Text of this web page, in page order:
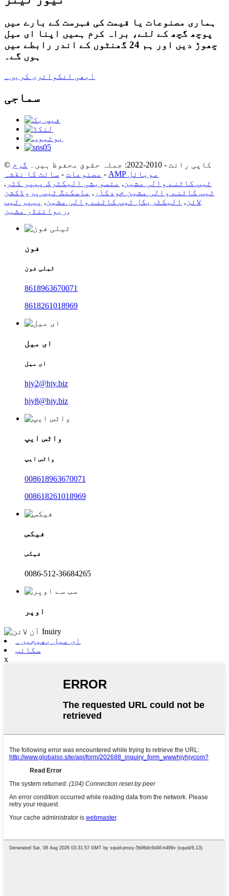
ہماری مصنوعات یا قیمت کی فہرست کے بارے میں
پوچھ گچھ کے لئے، براہ کرم ہمیں اپنا ای میل
چھوڑ دیں اور ہم 24 گھنٹوں کے اندر رابطے میں
ہوں گے۔
ابھی انکوائری کریں۔
سماجی
© کاپی رائٹ - 2010-2022: جملہ حقوق محفوظ ہیں۔
گرم
مصنوعات - سائٹ کا نقشہ -
AMP موبائل
ٹیپ کاٹنے والی مشین, متسوبشی الیکٹرک پیپر کٹر ,
ٹیپ کاٹنے والی مشین خودکار , ماسکنگ ٹیپ پروڈکشن
لائن, الیکٹریکل ٹیپ کاٹنے والی مشین, پیپر ٹیپ
ریوائنڈر مشین ,
فون
ٹیلی فون
8618963670071
8618261018969
ای میل
ای میل
hjy2@hjy.biz
hjy8@hjy.biz
واٹس ایپ
واٹس ایپ
008618963670071
008618261018969
فیکس
فیکس
0086-512-36684265
اوپر
ای میل بھیجیں۔
سکائپ
x